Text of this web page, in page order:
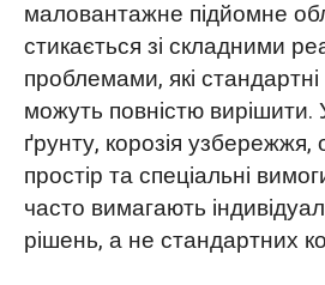
маловантажне підйомне
стикається зі складними
проблемами, які
можуть повністю вирішити.
ґрунту, корозія
простір та спеціальні
часто вимагають
рішень, а не стандартних